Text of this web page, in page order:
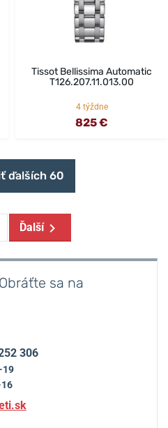
Tissot Bellissima Automatic
T126.207.11.013.00
4 týždne
825 €
ďalších 60
Ďalší
sa na
306
19